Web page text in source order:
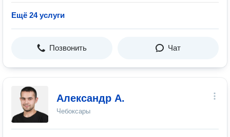
Ещё 24 услуги
Позвонить Чат
Александр А.
Чебоксары